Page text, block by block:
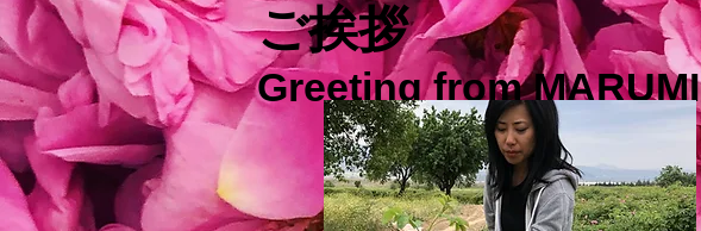
ご挨拶
Greeting from MARUMI